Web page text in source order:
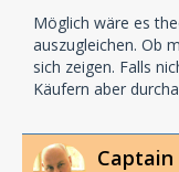
Möglich wäre es
auszugleichen. Ob
sich zeigen. Falls
Käufern aber